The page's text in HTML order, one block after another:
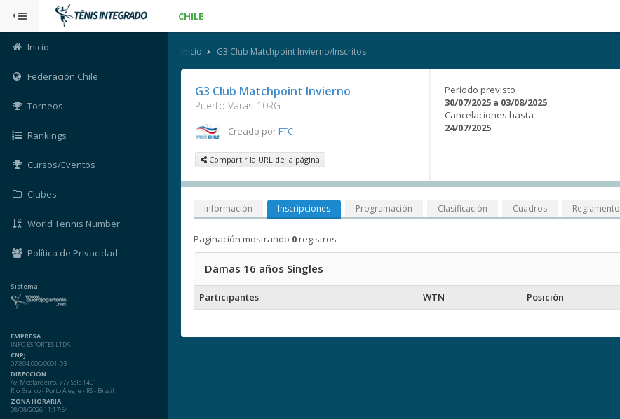
CHILE
Inicio
Federación Chile
Torneos
Rankings
Cursos/Eventos
Clubes
World Tennis Number
Política de Privacidad
Sistema:
EMPRESA
INFO ESPORTES LTDA
CNPJ
07.804.000/0001-93
DIRECCIÓN
Av. Mostardeiro, 777 Sala 1401
Rio Branco - Porto Alegre - RS - Brasil
ZONA HORARIA
08/08/2026 11:17:54
Inicio G3 Club Matchpoint Invierno/Inscritos
G3 Club Matchpoint Invierno
Puerto Varas-10RG
Creado porFTC
Compartir la URL de la página
Período previsto
30/07/2025 a 03/08/2025
Cancelaciones hasta
24/07/2025
Información Inscripciones Programación Clasificación Cuadros Reglamento
Paginación mostrando 0registros
Damas 16 años Singles
Participantes WTN Posición